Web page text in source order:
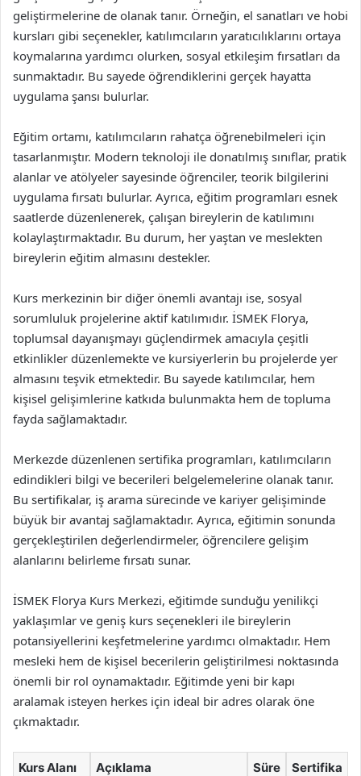
geliştirmelerine de olanak tanır. Örneğin, el sanatları ve hobi
kursları gibi seçenekler, katılımcıların yaratıcılıklarını ortaya
koymalarına yardımcı olurken, sosyal etkileşim fırsatları da
sunmaktadır. Bu sayede öğrendiklerini gerçek hayatta
uygulama şansı bulurlar.
Eğitim ortamı, katılımcıların rahatça öğrenebilmeleri için
tasarlanmıştır. Modern teknoloji ile donatılmış sınıflar, pratik
alanlar ve atölyeler sayesinde öğrenciler, teorik bilgilerini
uygulama fırsatı bulurlar. Ayrıca, eğitim programları esnek
saatlerde düzenlenerek, çalışan bireylerin de katılımını
kolaylaştırmaktadır. Bu durum, her yaştan ve meslekten
bireylerin eğitim almasını destekler.
Kurs merkezinin bir diğer önemli avantajı ise, sosyal
sorumluluk projelerine aktif katılımıdır. İSMEK Florya,
toplumsal dayanışmayı güçlendirmek amacıyla çeşitli
etkinlikler düzenlemekte ve kursiyerlerin bu projelerde yer
almasını teşvik etmektedir. Bu sayede katılımcılar, hem
kişisel gelişimlerine katkıda bulunmakta hem de topluma
fayda sağlamaktadır.
Merkezde düzenlenen sertifika programları, katılımcıların
edindikleri bilgi ve becerileri belgelemelerine olanak tanır.
Bu sertifikalar, iş arama sürecinde ve kariyer gelişiminde
büyük bir avantaj sağlamaktadır. Ayrıca, eğitimin sonunda
gerçekleştirilen değerlendirmeler, öğrencilere gelişim
alanlarını belirleme fırsatı sunar.
İSMEK Florya Kurs Merkezi, eğitimde sunduğu yenilikçi
yaklaşımlar ve geniş kurs seçenekleri ile bireylerin
potansiyellerini keşfetmelerine yardımcı olmaktadır. Hem
mesleki hem de kişisel becerilerin geliştirilmesi noktasında
önemli bir rol oynamaktadır. Eğitimde yeni bir kapı
aralamak isteyen herkes için ideal bir adres olarak öne
çıkmaktadır.
Kurs Alanı Açıklama Süre Sertifika